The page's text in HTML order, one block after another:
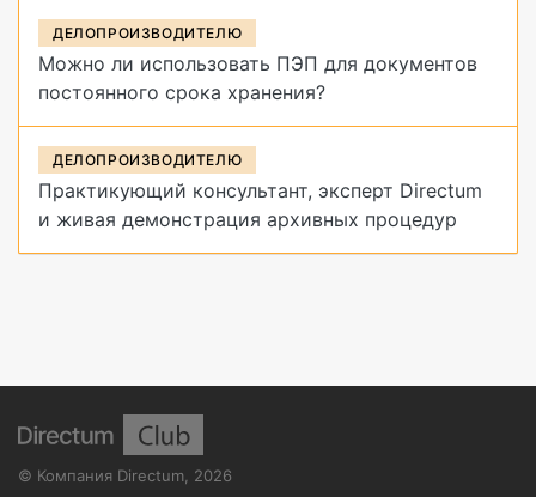
ДЕЛОПРОИЗВОДИТЕЛЮ
Можно ли использовать ПЭП для документов
постоянного срока хранения?
ДЕЛОПРОИЗВОДИТЕЛЮ
Практикующий консультант, эксперт Directum
и живая демонстрация архивных процедур
© Компания Directum 2026